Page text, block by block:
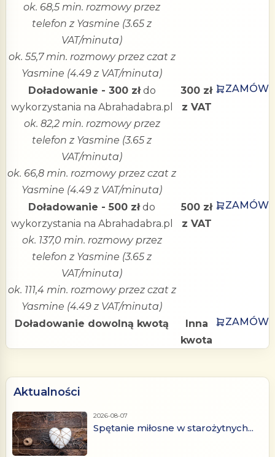
ok. 68,5 min. rozmowy przez
telefon z Yasmine (3.65 z
VAT/minuta)
ok. 55,7 min. rozmowy przez czat z
Yasmine (4.49 z VAT/minuta)
Doładowanie - 300 złdo
wykorzystania na Abrahadabra.pl
ok. 82,2 min. rozmowy przez
telefon z Yasmine (3.65 z
VAT/minuta)
ok. 66,8 min. rozmowy przez czat z
Yasmine (4.49 z VAT/minuta)
300 zł
z VAT
ZAMÓW
Doładowanie - 500 złdo
wykorzystania na Abrahadabra.pl
ok. 137,0 min. rozmowy przez
telefon z Yasmine (3.65 z
VAT/minuta)
ok. 111,4 min. rozmowy przez czat z
Yasmine (4.49 z VAT/minuta)
500 zł
z VAT
ZAMÓW
Doładowanie dowolną kwotą
Inna
kwota
ZAMÓW
Aktualności
2026-08-07
Spętanie miłosne w starożytnych...